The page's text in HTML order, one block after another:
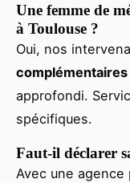
Une femme de
à Toulouse ?
Oui, nos
complémentaires
approfondi.
spécifiques.
Faut-il déclarer
Avec une